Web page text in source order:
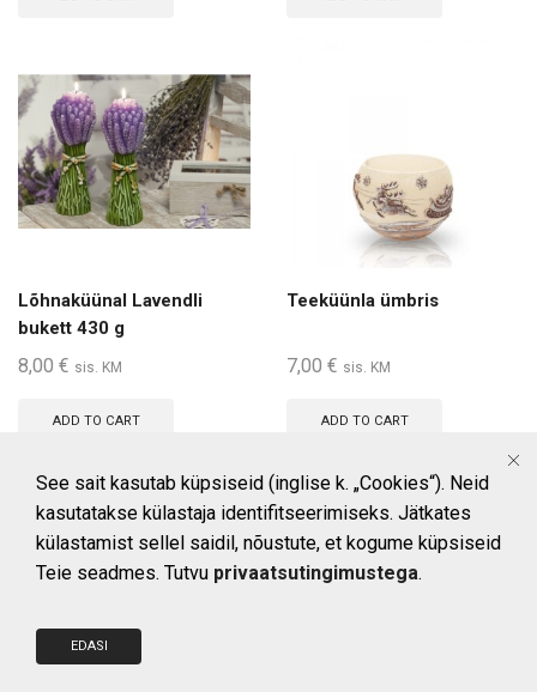
Lõhnaküünal Lavendli
bukett 430 g
8,00 € sis. KM
ADD TO CART
Teeküünla ümbris
7,00 € sis. KM
ADD TO CART
Kõik õigused kaitstud © Islamel OÜ
Alatskivi Tartumaa, 60201.
See sait kasutab küpsiseid (inglise k. „Cookies“). Neid
kasutatakse külastaja identifitseerimiseks. Jätkates
külastamist sellel saidil, nõustute, et kogume küpsiseid
Teie seadmes. Tutvu privaatsutingimustega.
EDASI